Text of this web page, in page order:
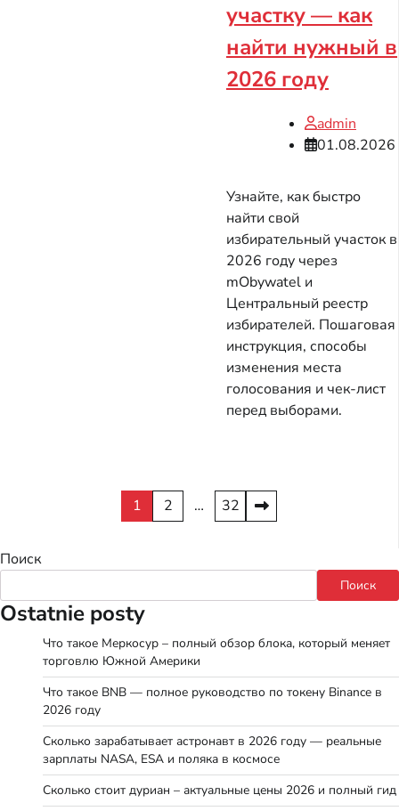
участку — как
найти нужный в
2026 году
admin
01.08.2026
Узнайте, как быстро
найти свой
избирательный участок в
2026 году через
mObywatel и
Центральный реестр
избирателей. Пошаговая
инструкция, способы
изменения места
голосования и чек-лист
перед выборами.
1 2 … 32
Поиск
Поиск
Ostatnie posty
Что такое Меркосур – полный обзор блока, который меняет
торговлю Южной Америки
Что такое BNB — полное руководство по токену Binance в
2026 году
Сколько зарабатывает астронавт в 2026 году — реальные
зарплаты NASA, ESA и поляка в космосе
Сколько стоит дуриан – актуальные цены 2026 и полный гид